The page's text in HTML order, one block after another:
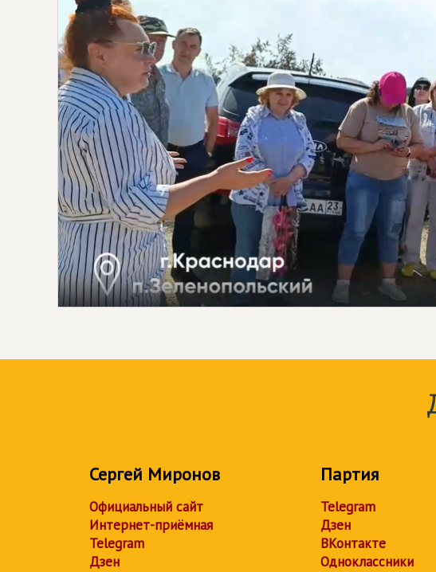
Сергей Миронов
Официальный сайт
Интернет-приёмная
Telegram
Дзен
Партия
Telegram
Дзен
ВКонтакте
Одноклассники